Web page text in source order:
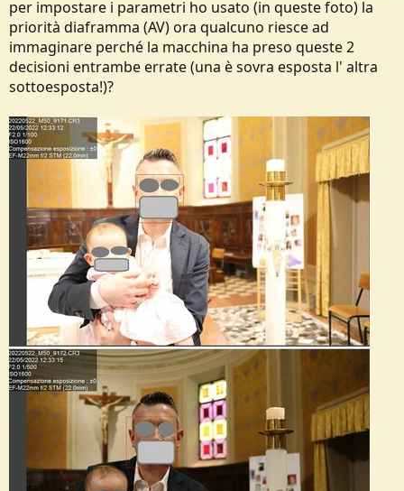
per impostare i parametri ho usato (in queste foto) la
priorità diaframma (AV) ora qualcuno riesce ad
immaginare perché la macchina ha preso queste 2
decisioni entrambe errate (una è sovra esposta l' altra
sottoesposta!)?